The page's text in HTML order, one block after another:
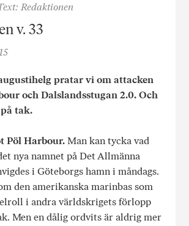
Redaktionen
v. 33
pratar vi om attacken
och Dalslandsstugan 2.0. Och
tak.
Pöl Harbour.Man kan tycka vad
nya namnet på Det Allmänna
i Göteborgs hamn i måndags.
den amerikanska marinbas som
i andra världskrigets förlopp
Men en dålig ordvits är aldrig mer